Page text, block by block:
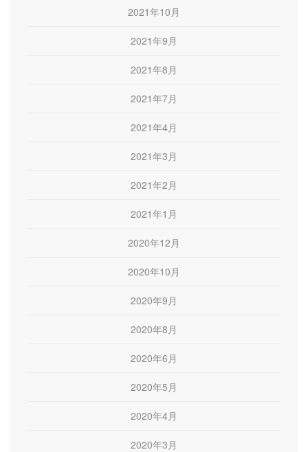
2021年10月
2021年9月
2021年8月
2021年7月
2021年4月
2021年3月
2021年2月
2021年1月
2020年12月
2020年10月
2020年9月
2020年8月
2020年6月
2020年5月
2020年4月
2020年3月